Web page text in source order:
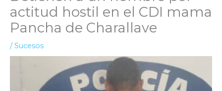
actitud hostil en el CDI mama
Pancha de Charallave
/Sucesos